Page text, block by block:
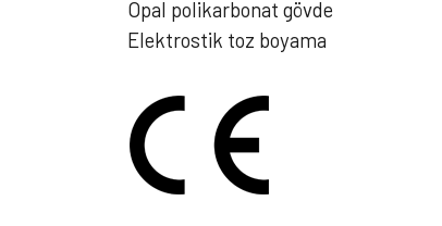
Opal polikarbonat gövde
Elektrostik toz boyama